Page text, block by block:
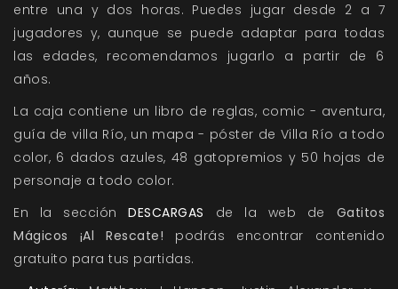
entre una y dos horas. Puedes jugar desde 2 a 7
jugadores y, aunque se puede adaptar para todas
las edades, recomendamos jugarlo a partir de 6
años.
La caja contiene un libro de reglas, comic - aventura,
guía de villa Río, un mapa - póster de Villa Río a todo
color, 6 dados azules, 48 gatopremios y 50 hojas de
personaje a todo color.
En la secciónDESCARGAS de la web de Gatitos
Mágicos ¡Al Rescate!
podrás encontrar contenido
gratuito para tus partidas.